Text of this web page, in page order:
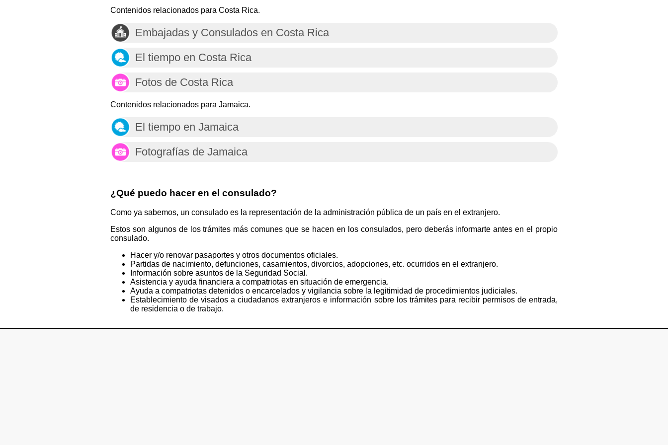
Contenidos relacionados para Costa Rica.
Embajadas y Consulados en Costa Rica
El tiempo en Costa Rica
Fotos de Costa Rica
Contenidos relacionados para Jamaica.
El tiempo en Jamaica
Fotografías de Jamaica
¿Qué puedo hacer en el consulado?
Como ya sabemos, un consulado es la representación de la administración pública de un país en el extranjero.
Estos son algunos de los trámites más comunes que se hacen en los consulados, pero deberás informarte antes en el propio
consulado.
Hacer y/o renovar pasaportes y otros documentos oficiales.
Partidas de nacimiento, defunciones, casamientos, divorcios, adopciones, etc. ocurridos en el extranjero.
Información sobre asuntos de la Seguridad Social.
Asistencia y ayuda financiera a compatriotas en situación de emergencia.
Ayuda a compatriotas detenidos o encarcelados y vigilancia sobre la legitimidad de procedimientos judiciales.
Establecimiento de visados a ciudadanos extranjeros e información sobre los trámites para recibir permisos de entrada,
de residencia o de trabajo.